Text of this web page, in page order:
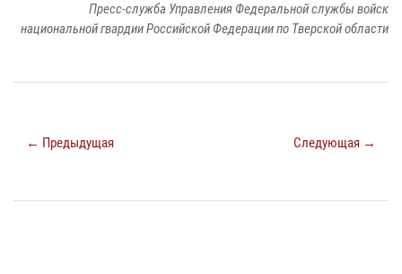
Пресс-служба Управления Федеральной службы войск
национальной гвардии Российской Федерации по Тверской области
← Предыдущая Следующая →